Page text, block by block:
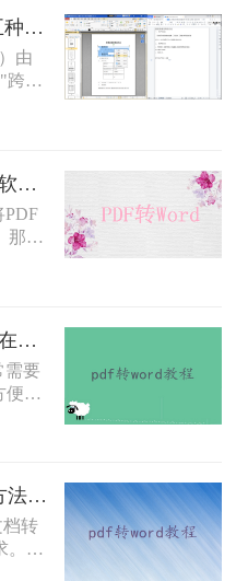
怎么将pdf转word？看看这五种转换方法！
由
跨设
备
点
精
从
PDF转Word方法指南：专业软件、在线工具、Word内置与改后缀名4种方案对比！
PDF
那么
介绍
您
PDF转Word免费方法实测：在线工具、Word内置功能与手动复制3种方式对比！
需要
便编
电脑PDF转Word的3种实用方法对比：转换软件、Word内置功能与在线工具详解！
档转
点